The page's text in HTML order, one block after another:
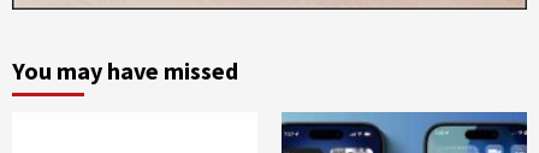
You may have missed